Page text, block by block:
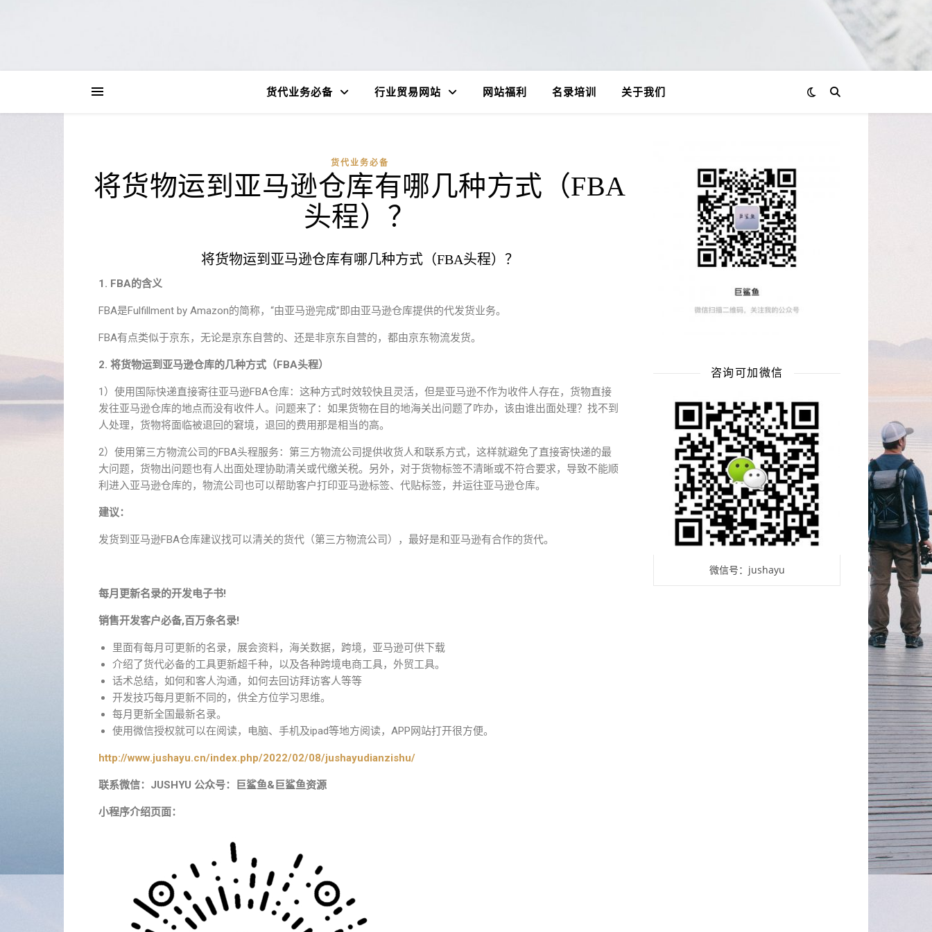
货代业务必备 行业贸易网站 网站福利 名录培训 关于我们
货代业务必备
将货物运到亚马逊仓库有哪几种方式（FBA
头程）？
将货物运到亚马逊仓库有哪几种方式（FBA头程）？
1. FBA的含义
FBA是Fulfillment by Amazon的简称，“由亚马逊完成”即由亚马逊仓库提供的代发货业务。
FBA有点类似于京东，无论是京东自营的、还是非京东自营的，都由京东物流发货。
2. 将货物运到亚马逊仓库的几种方式（FBA头程）
1）使用国际快递直接寄往亚马逊FBA仓库：这种方式时效较快且灵活，但是亚马逊不作为收件人存在，货物直接
发往亚马逊仓库的地点而没有收件人。问题来了：如果货物在目的地海关出问题了咋办，该由谁出面处理？找不到
人处理，货物将面临被退回的窘境，退回的费用那是相当的高。
2）使用第三方物流公司的FBA头程服务：第三方物流公司提供收货人和联系方式，这样就避免了直接寄快递的最
大问题，货物出问题也有人出面处理协助清关或代缴关税。另外，对于货物标签不清晰或不符合要求，导致不能顺
利进入亚马逊仓库的，物流公司也可以帮助客户打印亚马逊标签、代贴标签，并运往亚马逊仓库。
建议：
发货到亚马逊FBA仓库建议找可以清关的货代（第三方物流公司），最好是和亚马逊有合作的货代。
每月更新名录的开发电子书!
销售开发客户必备,百万条名录!
里面有每月可更新的名录，展会资料，海关数据，跨境，亚马逊可供下载
介绍了货代必备的工具更新超千种，以及各种跨境电商工具，外贸工具。
话术总结，如何和客人沟通，如何去回访拜访客人等等
开发技巧每月更新不同的，供全方位学习思维。
每月更新全国最新名录。
使用微信授权就可以在阅读，电脑、手机及ipad等地方阅读，APP网站打开很方便。
http://www.jushayu.cn/index.php/2022/02/08/jushayudianzishu/
联系微信：JUSHYU 公众号：巨鲨鱼&巨鲨鱼资源
小程序介绍页面：
咨询可加微信
微信号：jushayu